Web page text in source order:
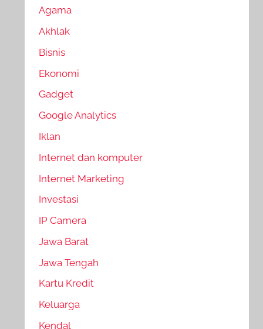
Agama
Akhlak
Bisnis
Ekonomi
Gadget
Google Analytics
Iklan
Internet dan komputer
Internet Marketing
Investasi
IP Camera
Jawa Barat
Jawa Tengah
Kartu Kredit
Keluarga
Kendal